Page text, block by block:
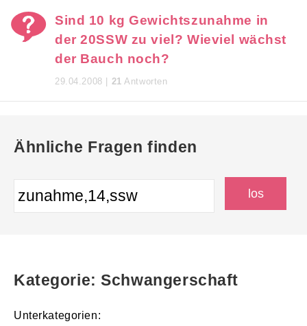
Sind 10 kg Gewichtszunahme in
der 20SSW zu viel? Wieviel wächst
der Bauch noch?
29.04.2008 | 21 Antworten
Ähnliche Fragen finden
Kategorie: Schwangerschaft
Unterkategorien: